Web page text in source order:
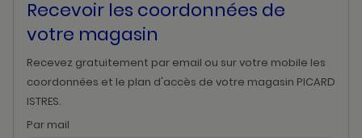
Recevoir les coordonnées de
votre magasin
Recevez gratuitement par email ou sur votre mobile les
coordonnées et le plan d'accès de votre magasin PICARD
ISTRES.
Par mail